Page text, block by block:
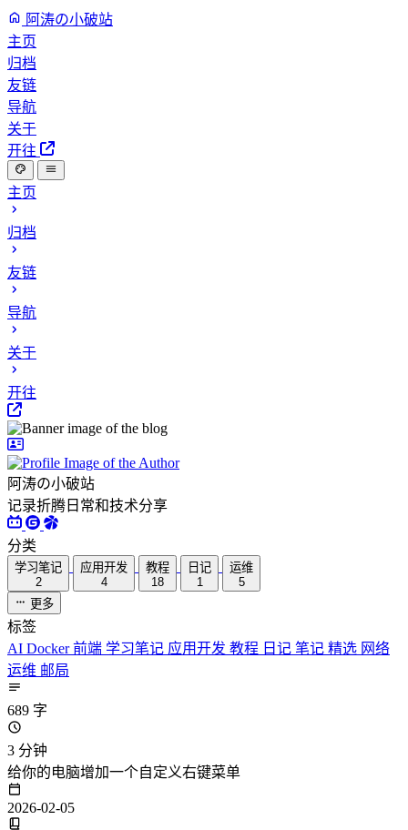
阿涛の小破站
主页
归档
友链
导航
关于
开往
主页
归档
友链
导航
关于
开往
阿涛の小破站
记录折腾日常和技术分享
分类
学习笔记
2
应用开发
4
教程
18
日记
1
运维
5
更多
标签
AI Docker前端 学习笔记 应用开发 教程 日记 笔记 精选 网络
运维 邮局
689 字
3 分钟
给你的电脑增加一个自定义右键菜单
2026-02-05